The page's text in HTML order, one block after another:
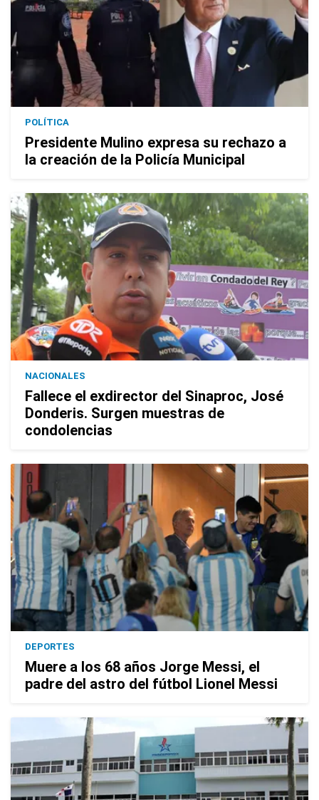
POLÍTICA
Presidente Mulino expresa su rechazo a
la creación de la Policía Municipal
NACIONALES
Fallece el exdirector del Sinaproc, José
Donderis. Surgen muestras de
condolencias
DEPORTES
Muere a los 68 años Jorge Messi, el
padre del astro del fútbol Lionel Messi